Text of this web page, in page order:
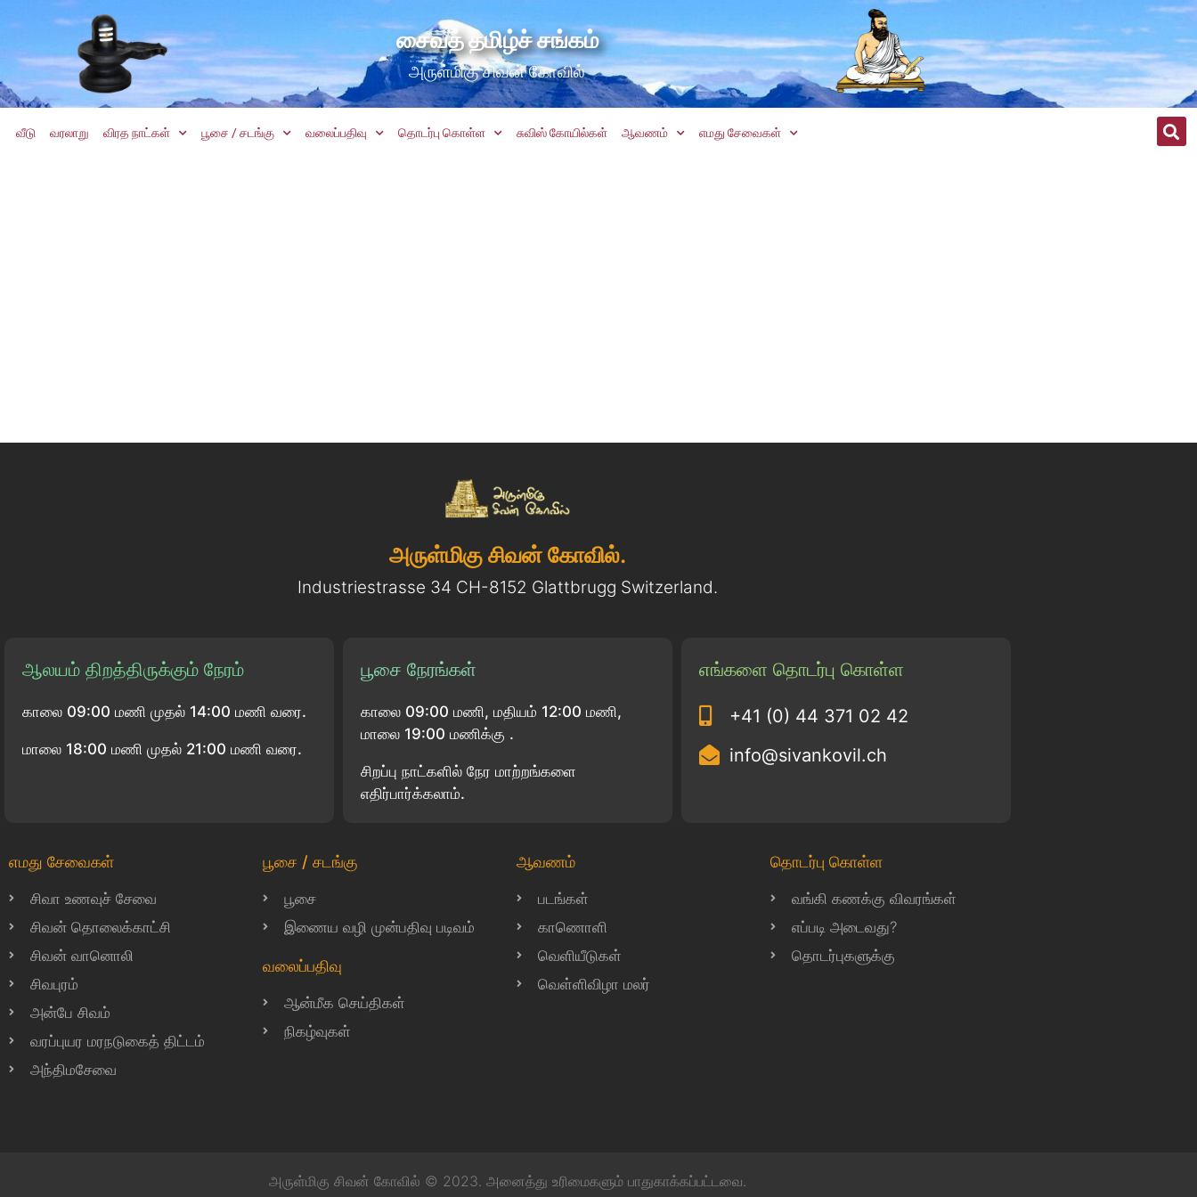
சைவத் தமிழ்ச் சங்கம்
அருள்மிகு சிவன் கோவில்
வீடு வரலாறு விரத நாட்கள் பூசை / சடங்கு வலைப்பதிவு தொடர்பு கொள்ள சுவிஸ் கோயில்கள் ஆவணம் எமது சேவைகள்
அருள்மிகு சிவன் கோவில்.
Industriestrasse 34 CH-8152 Glattbrugg Switzerland.
ஆலயம் திறத்திருக்கும் நேரம்
காலை 09:00 மணி முதல் 14:00 மணி வரை.
மாலை 18:00 மணி முதல் 21:00 மணி வரை.
பூசை நேரங்கள்
காலை 09:00 மணி, மதியம் 12:00 மணி,
மாலை 19:00 மணிக்கு .
சிறப்பு நாட்களில் நேர மாற்றங்களை
எதிர்பார்க்கலாம்.
எங்களை தொடர்பு கொள்ள
+41 (0) 44 371 02 42
info@sivankovil.ch
எமது சேவைகள்
சிவா உணவுச் சேவை
சிவன் தொலைக்காட்சி
சிவன் வானொலி
சிவபுரம்
அன்பே சிவம்
வரப்புயர மரநடுகைத் திட்டம்
அந்திமசேவை
பூசை / சடங்கு
பூசை
இணைய வழி முன்பதிவு படிவம்
வலைப்பதிவு
ஆன்மீக செய்திகள்
நிகழ்வுகள்
ஆவணம்
படங்கள்
காணொளி
வெளியீடுகள்
வெள்ளிவிழா மலர்
தொடர்பு கொள்ள
வங்கி கணக்கு விவரங்கள்
எப்படி அடைவது?
தொடர்புகளுக்கு
அருள்மிகு சிவன் கோவில் © 2023. அனைத்து உரிமைகளும் பாதுகாக்கப்பட்டவை.